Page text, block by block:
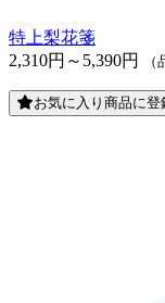
特上梨花箋
2,310円～5,390円
お気に入り商品に登